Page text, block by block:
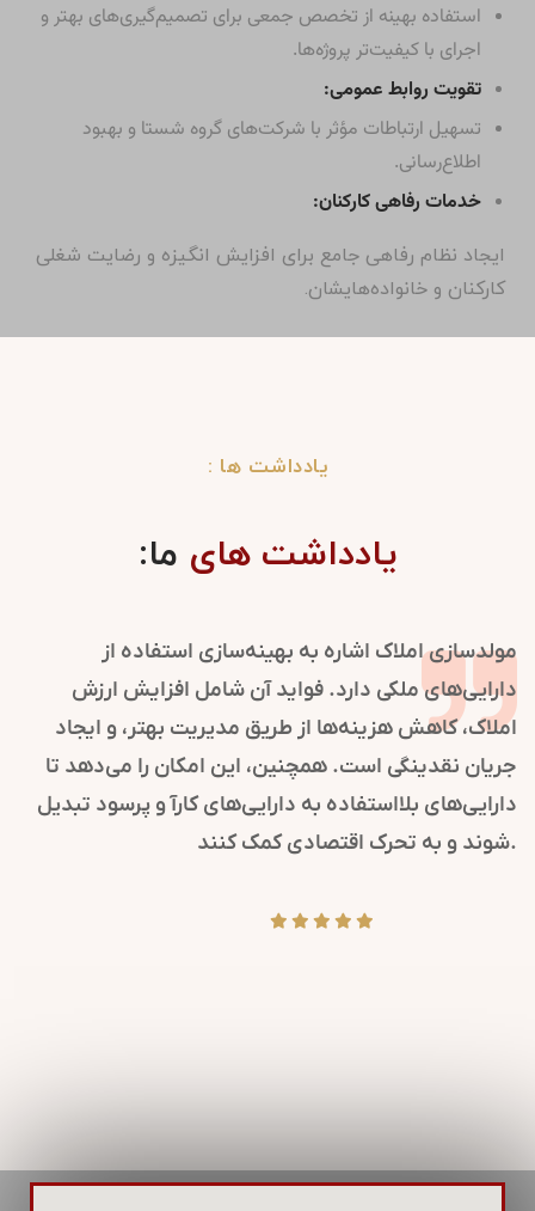
استفاده بهینه از تخصص جمعی برای تصمیم‌گیری‌های بهتر و
اجرای با کیفیت‌تر پروژه‌ها.
تقویت روابط عمومی:
تسهیل ارتباطات مؤثر با شرکت‌های گروه شستا و بهبود
اطلاع‌رسانی.
خدمات رفاهی کارکنان:
ایجاد نظام رفاهی جامع برای افزایش انگیزه و رضایت شغلی
کارکنان و خانواده‌هایشان.
یادداشت ها :
یادداشت های ما:
مولدسازی املاک اشاره به بهینه‌سازی استفاده از
دارایی‌های ملکی دارد. فواید آن شامل افزایش ارزش
املاک، کاهش هزینه‌ها از طریق مدیریت بهتر، و ایجاد
جریان نقدینگی است. همچنین، این امکان را می‌دهد تا
دارایی‌های بلااستفاده به دارایی‌های کارآ و پرسود تبدیل
شوند و به تحرک اقتصادی کمک کنند.